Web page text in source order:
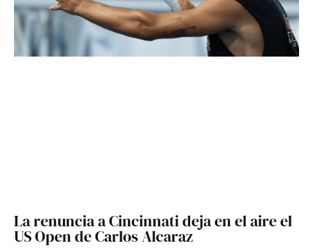
La renuncia a Cincinnati deja en el aire el
US Open de Carlos Alcaraz